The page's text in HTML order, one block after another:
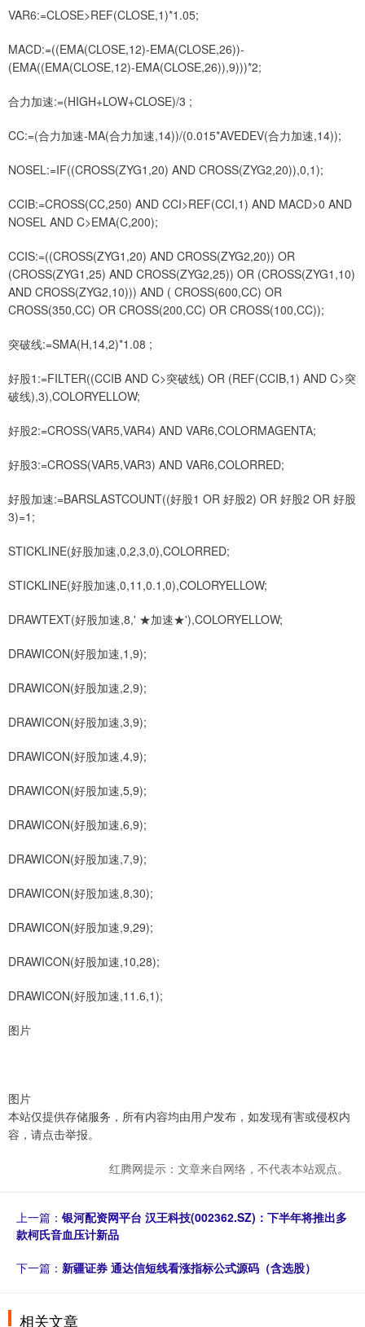
VAR6:=CLOSE>REF(CLOSE,1)*1.05;
MACD:=((EMA(CLOSE,12)-EMA(CLOSE,26))-
(EMA((EMA(CLOSE,12)-EMA(CLOSE,26)),9)))*2;
合力加速:=(HIGH+LOW+CLOSE)/3 ;
CC:=(合力加速-MA(合力加速,14))/(0.015*AVEDEV(合力加速,14));
NOSEL:=IF((CROSS(ZYG1,20) AND CROSS(ZYG2,20)),0,1);
CCIB:=CROSS(CC,250) AND CCI>REF(CCI,1) AND MACD>0 AND
NOSEL AND C>EMA(C,200);
CCIS:=((CROSS(ZYG1,20) AND CROSS(ZYG2,20)) OR
(CROSS(ZYG1,25) AND CROSS(ZYG2,25)) OR (CROSS(ZYG1,10)
AND CROSS(ZYG2,10))) AND ( CROSS(600,CC) OR
CROSS(350,CC) OR CROSS(200,CC) OR CROSS(100,CC));
突破线:=SMA(H,14,2)*1.08 ;
好股1:=FILTER((CCIB AND C>突破线) OR (REF(CCIB,1) AND C>突
破线),3),COLORYELLOW;
好股2:=CROSS(VAR5,VAR4) AND VAR6,COLORMAGENTA;
好股3:=CROSS(VAR5,VAR3) AND VAR6,COLORRED;
好股加速:=BARSLASTCOUNT((好股1 OR 好股2) OR 好股2 OR 好股
3)=1;
STICKLINE(好股加速,0,2,3,0),COLORRED;
STICKLINE(好股加速,0,11,0.1,0),COLORYELLOW;
DRAWTEXT(好股加速,8,' ★加速★'),COLORYELLOW;
DRAWICON(好股加速,1,9);
DRAWICON(好股加速,2,9);
DRAWICON(好股加速,3,9);
DRAWICON(好股加速,4,9);
DRAWICON(好股加速,5,9);
DRAWICON(好股加速,6,9);
DRAWICON(好股加速,7,9);
DRAWICON(好股加速,8,30);
DRAWICON(好股加速,9,29);
DRAWICON(好股加速,10,28);
DRAWICON(好股加速,11.6,1);
图片
图片
本站仅提供存储服务，所有内容均由用户发布，如发现有害或侵权内
容，请点击举报。
红腾网提示：文章来自网络，不代表本站观点。
上一篇： 银河配资网平台 汉王科技(002362.SZ)：下半年将推出多
款柯氏音血压计新品
下一篇： 新疆证券 通达信短线看涨指标公式源码（含选股）
相关文章